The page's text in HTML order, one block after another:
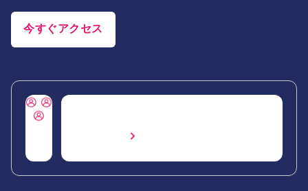
今すぐアクセス
Acquia DAM ユーザーグループに